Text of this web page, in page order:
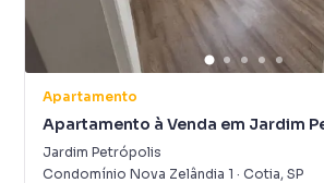
Apartamento
Apartamento à Venda em Jardim
Jardim Petrópolis
Condomínio Nova Zelândia 1 · Cotia, SP